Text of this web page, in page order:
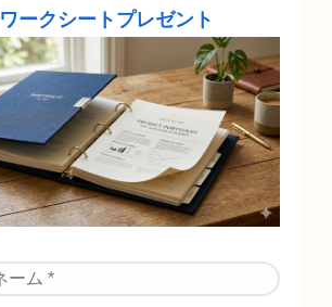
ワークシートプレゼント